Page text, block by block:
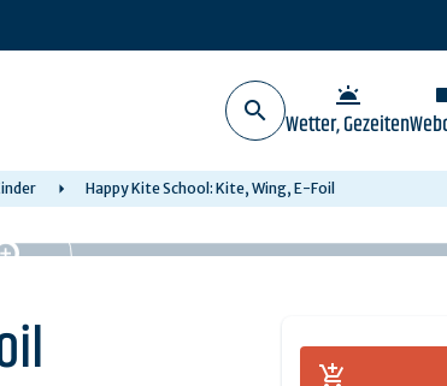
wb_twilight
Wetter, Gezeiten
Happy Kite School: Kite, Wing, E-Foil